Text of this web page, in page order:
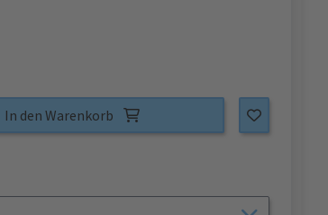
In den Warenkorb